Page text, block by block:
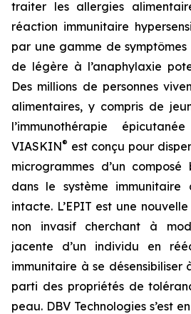
traiter les allergies
réaction immunitaire
par une gamme de
de légère à l’anaphylaxie
Des millions de personnes
alimentaires, y compris de
l’immunothérapie
VIASKIN® est conçu pour
microgrammes d’un
dans le système
intacte. L’EPIT est une
non invasif cherchant à
jacente d’un individu en
immunitaire à se désensibiliser
parti des propriétés de
peau. DBV Technologies s’est